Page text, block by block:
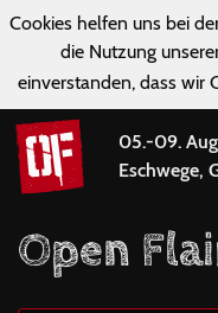
Cookies helfen uns bei
die Nutzung
einverstanden, dass wir
05.-09.
Eschwege,
Open